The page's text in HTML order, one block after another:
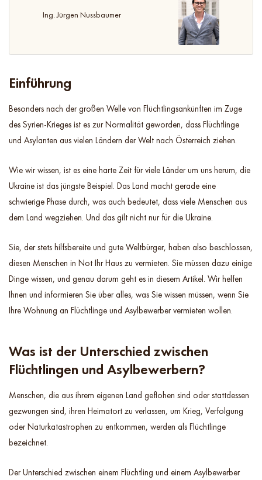
Ing. Jürgen Nussbaumer
Einführung
Besonders nach der großen Welle von Flüchtlingsankünften im Zuge
des Syrien-Krieges ist es zur Normalität geworden, dass Flüchtlinge
und Asylanten aus vielen Ländern der Welt nach Österreich ziehen.
Wie wir wissen, ist es eine harte Zeit für viele Länder um uns herum, die
Ukraine ist das jüngste Beispiel. Das Land macht gerade eine
schwierige Phase durch, was auch bedeutet, dass viele Menschen aus
dem Land wegziehen. Und das gilt nicht nur für die Ukraine.
Sie, der stets hilfsbereite und gute Weltbürger, haben also beschlossen,
diesen Menschen in Not Ihr Haus zu vermieten. Sie müssen dazu einige
Dinge wissen, und genau darum geht es in diesem Artikel. Wir helfen
Ihnen und informieren Sie über alles, was Sie wissen müssen, wenn Sie
Ihre Wohnung an Flüchtlinge und Asylbewerber vermieten wollen.
Was ist der Unterschied zwischen
Flüchtlingen und Asylbewerbern?
Menschen, die aus ihrem eigenen Land geflohen sind oder stattdessen
gezwungen sind, ihren Heimatort zu verlassen, um Krieg, Verfolgung
oder Naturkatastrophen zu entkommen, werden als Flüchtlinge
bezeichnet.
Der Unterschied zwischen einem Flüchtling und einem Asylbewerber